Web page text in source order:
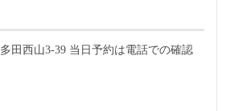
田西山3-39 当日予約は電話での確認